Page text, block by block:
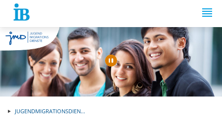
Springe zum Inhalt
Automatische
JUGENDMIGRATIONSDIEN...